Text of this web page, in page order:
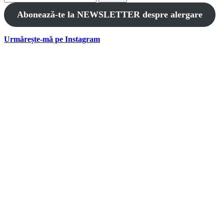
for:
Abonează-te la NEWSLETTER despre alergare
Urmărește-mă pe Instagram